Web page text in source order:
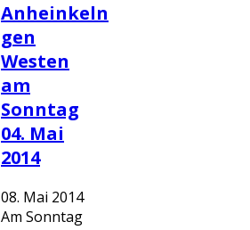
Anheinkeln
gen
Westen
am
Sonntag
04. Mai
2014
08. Mai 2014
Am Sonntag